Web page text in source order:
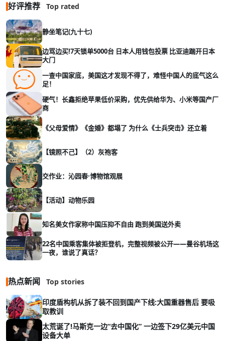
好评推荐 Top rated
静坐笔记(九十七)
边骂边买!7天锁单5000台 日本人用钱包投票 比亚迪踹开日本
大门
一查中国家底，美国这才发现不得了，难怪中国人的底气这么
足！
硬气！长鑫拒绝苹果低价采购，优先供给华为、小米等国产厂
商
《父母爱情》《金婚》都塌了 为什么《士兵突击》还立着
【镜照不己】（2）灰袍客
交作业：沁园春·博物馆观展
【活动】动物乐园
知名美女作家称中国压抑不自由 跑到美国送外卖
22名中国乘客集体被拒登机，完整视频被公开——曼谷机场这
一夜，谁说了真话？
热点新闻 Top stories
印度盾构机从拆了装不回到国产下线:大国重器售后 要吸
取教训
太荒诞了!马斯克一边“去中国化” 一边签下29亿美元中国
设备大单